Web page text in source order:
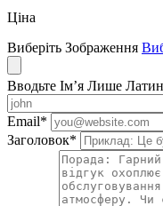
Ціна
Виберіть Зображення
Вводьте Ім’я Лише
Email*
Заголовок*